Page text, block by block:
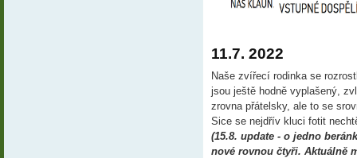
11.7. 2022
Naše zvířecí rodinka se
jsou ještě hodně vyplašený,
zrovna přátelsky, ale to se
Sice se nejdřív kluci fotit
(15.8. update - o jedno
nové rovnou čtyři. Aktuálně